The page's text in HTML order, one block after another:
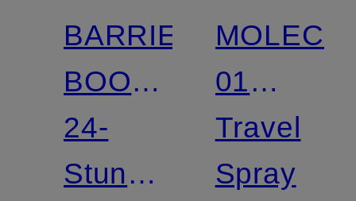
ARPA
SKIN
BARRIER
BOOST
CPA
BARRIER
24-
Stundenpflege
01
REFILL
Travel
Spray